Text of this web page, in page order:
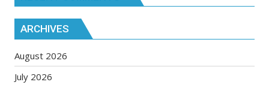
ARCHIVES
August 2026
July 2026